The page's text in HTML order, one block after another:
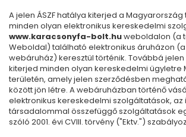
A jelen ÁSZF hatálya kiterjed a
minden olyan elektronikus kereskedelmi
www.karacsonyfa-bolt.huweboldalon (a
Weboldal) található elektronikus áruházon
webáruház) keresztül történik. Továbbá jelen
kiterjed minden olyan kereskedelmi ügyletre
területén, amely jelen szerződésben
között jön létre. A webáruházban történő
elektronikus kereskedelmi szolgáltatások, az
társadalommal összefüggő szolgáltatások
szóló 2001. évi CVIII. törvény ("Ektv.")